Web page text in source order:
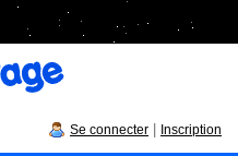
Se connecter Inscription